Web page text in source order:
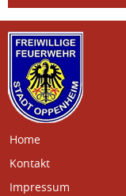
Home
Kontakt
Impressum